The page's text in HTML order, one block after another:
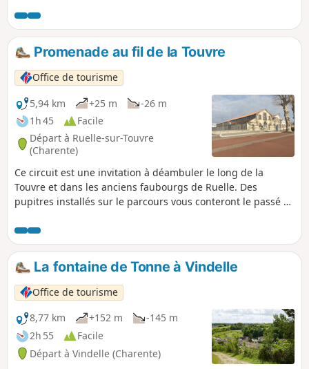
Promenade au fil de la Touvre
Office de tourisme
5,94 km
+25 m
-26 m
1h 45
Facile
Départ à Ruelle-sur-Touvre
(Charente)
Ce circuit est une invitation à déambuler le long de la
Touvre et dans les anciens faubourgs de Ruelle. Des
pupitres installés sur le parcours vous conteront le passé et
nombreuses ruelles publiques pour approcher la rivière et
y découvrir ici l’ancien moulin, là les essacs, et partout les
nombreux canards, cygnes, grèbes, foulques ainsi que les
truites, vairons, goujons et plantes aquatiques qui en font
la richesse.
La fontaine de Tonne à Vindelle
Office de tourisme
8,77 km
+152 m
-145 m
2h 55
Facile
Départ à Vindelle (Charente)